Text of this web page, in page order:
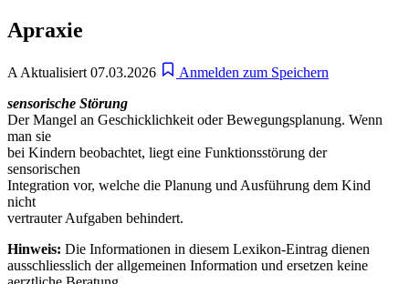
Apraxie
A Aktualisiert 07.03.2026
Anmelden zum Speichern
sensorische Störung
Der Mangel an Geschicklichkeit oder Bewegungsplanung. Wenn
man sie
bei Kindern beobachtet, liegt eine Funktionsstörung der
sensorischen
Integration vor, welche die Planung und Ausführung dem Kind
nicht
vertrauter Aufgaben behindert.
Hinweis: Die Informationen in diesem Lexikon-Eintrag dienen
ausschliesslich der allgemeinen Information und ersetzen keine